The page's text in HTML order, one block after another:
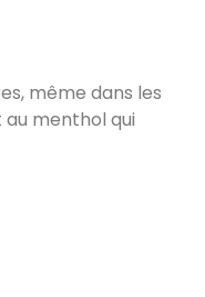
même dans les
au menthol qui